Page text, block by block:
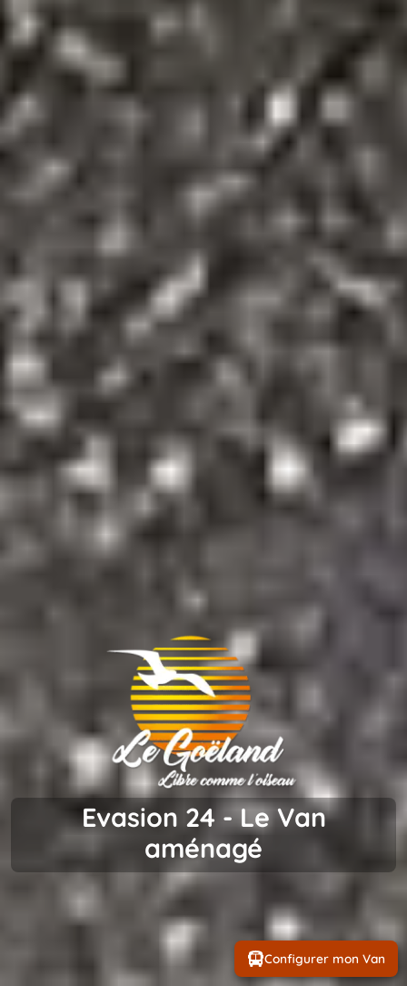
Configurer mon Van
Evasion 24 - Le Van
aménagé